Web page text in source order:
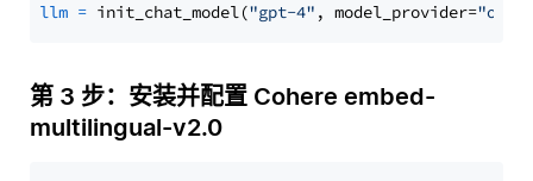
llm = init_chat_model("gpt-4" , model_provider=
第 3 步：安装并配置 Cohere embed-
multilingual-v2.0